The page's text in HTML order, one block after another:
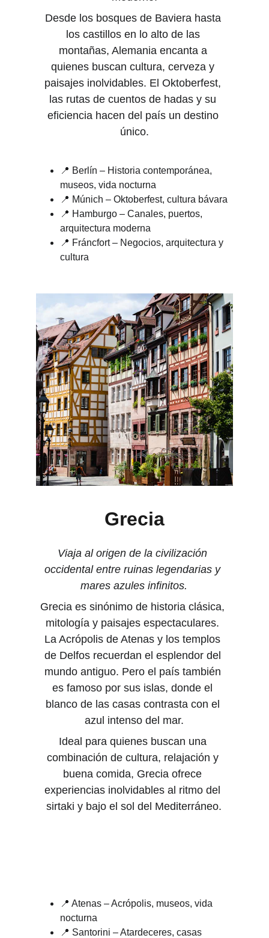
Desde los bosques de Baviera hasta
los castillos en lo alto de las
montañas, Alemania encanta a
quienes buscan cultura, cerveza y
paisajes inolvidables. El Oktoberfest,
las rutas de cuentos de hadas y su
eficiencia hacen del país un destino
único.
📍 Berlín – Historia contemporánea,
museos, vida nocturna
📍 Múnich – Oktoberfest, cultura bávara
📍 Hamburgo – Canales, puertos,
arquitectura moderna
📍 Fráncfort – Negocios, arquitectura y
cultura
Grecia
Viaja al origen de la civilización
occidental entre ruinas legendarias y
mares azules infinitos.
Grecia es sinónimo de historia clásica,
mitología y paisajes espectaculares.
La Acrópolis de Atenas y los templos
de Delfos recuerdan el esplendor del
mundo antiguo. Pero el país también
es famoso por sus islas, donde el
blanco de las casas contrasta con el
azul intenso del mar.
Ideal para quienes buscan una
combinación de cultura, relajación y
buena comida, Grecia ofrece
experiencias inolvidables al ritmo del
sirtaki y bajo el sol del Mediterráneo.
📍 Atenas – Acrópolis, museos, vida
nocturna
📍 Santorini – Atardeceres, casas